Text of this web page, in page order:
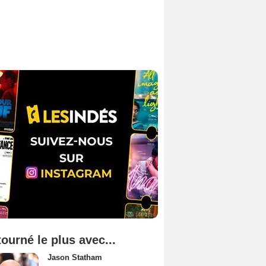
le plus avec...
Jason Statham